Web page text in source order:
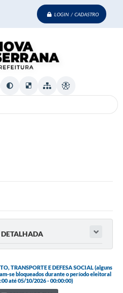
LOGIN / CADASTRO
TRANSPORTE E DEFESA SOCIAL (alguns
se bloqueados durante o período eleitoral
até 05/10/2026 - 00:00:00)